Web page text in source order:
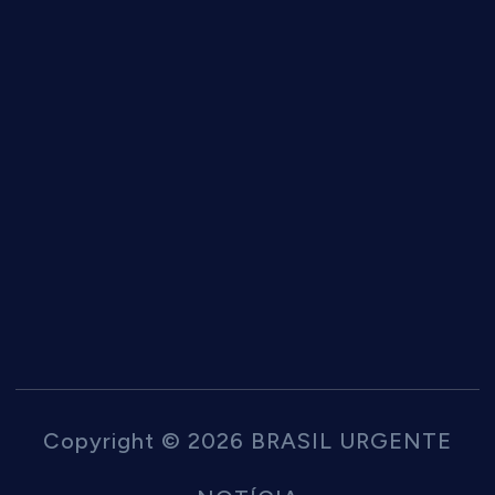
Copyright © 2026 BRASIL URGENTE